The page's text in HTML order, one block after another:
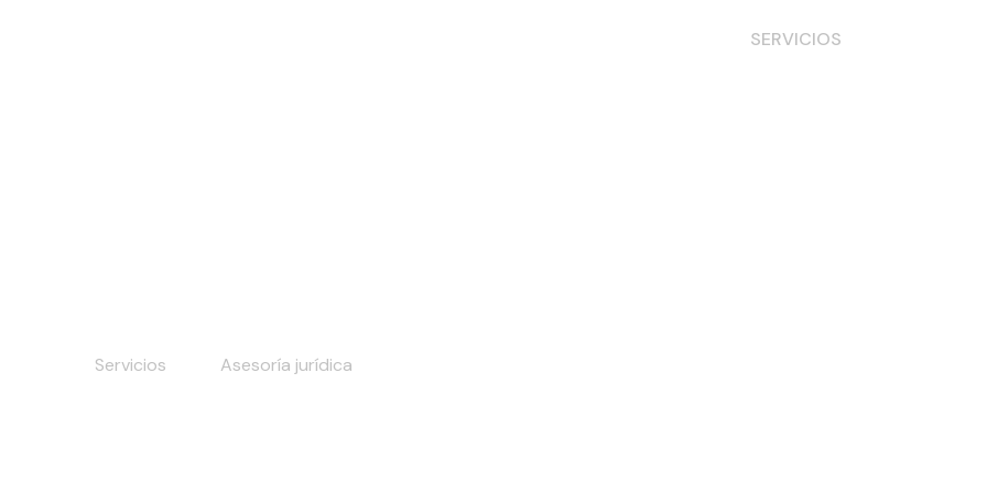
SERVICIOS
Servicios Asesoría jurídica